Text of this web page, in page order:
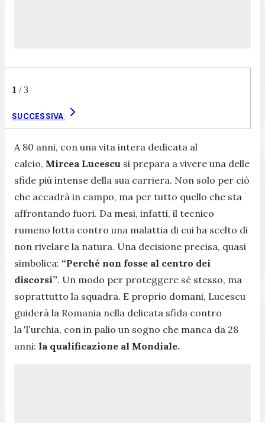
1 /3
SUCCESSIVA
A 80 anni, con una vita intera dedicata al
calcio, Mircea Lucescu si prepara a vivere una delle
sfide più intense della sua carriera. Non solo per ciò
che accadrà in campo, ma per tutto quello che sta
affrontando fuori. Da mesi, infatti, il tecnico
rumeno lotta contro una malattia di cui ha scelto di
non rivelare la natura. Una decisione precisa, quasi
simbolica: “Perché non fosse al centro dei
discorsi”. Un modo per proteggere sé stesso, ma
soprattutto la squadra. E proprio domani, Lucescu
guiderà la Romania nella delicata sfida contro
la Turchia, con in palio un sogno che manca da 28
anni: la qualificazione al Mondiale.